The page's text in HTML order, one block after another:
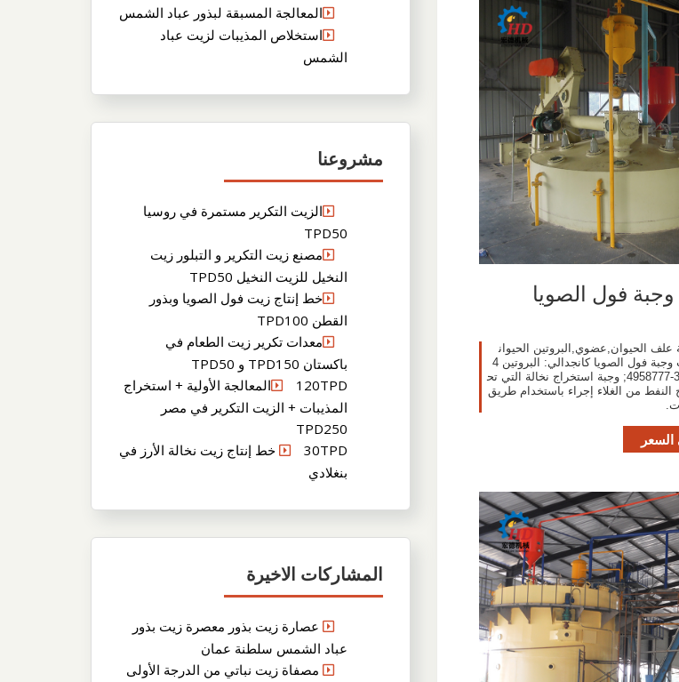
المعالجة المسبقة لبذور عباد الشمس
استخلاص المذيبات لزيت عباد
الشمس
مشروعنا
الزيت التكرير مستمرة في روسيا
TPD50
مصنع زيت التكرير و التبلور زيت
النخيل للزيت النخيل TPD50
خط إنتاج زيت فول الصويا وبذور
القطن TPD100
معدات تكرير زيت الطعام في
باكستان TPD150 و TPD50
120TPDالمعالجة الأولية + استخراج
المذيبات + الزيت التكرير في مصر
TPD250
30TPD خط إنتاج زيت نخالة الأرز في
بنغلادي
المشاركات الاخيرة
عصارة زيت بذور معصرة زيت بذور
عباد الشمس سلطنة عمان
مصفاة زيت نباتي من الدرجة الأولى
وجبة فول الصويا
علف الحيوان,عضوي,البروتين الحيوان
ي,غير مواصفات وجبة فول الصويا كانجدالي: البروتين 4
6% أنا 0086-317-4958777; وجبة استخراج نخالة التي تح
من الغلاء إجراء باستخدام طريق